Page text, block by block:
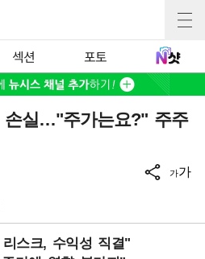
섹션 포토
손실…"주가는요?" 주주
가가
스크, 수익성 직결"